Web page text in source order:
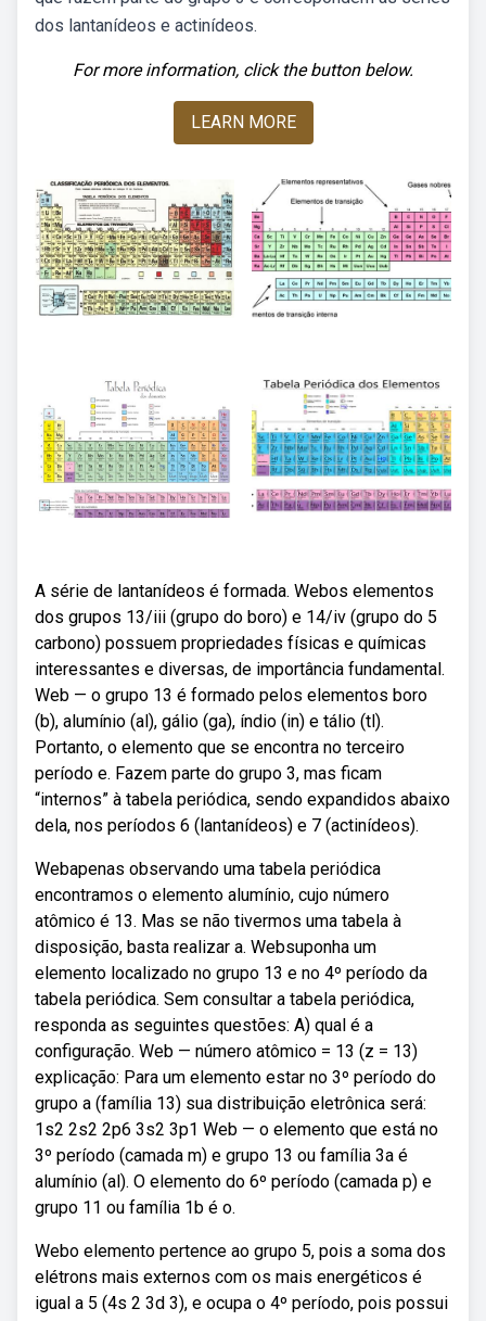
dos lantanídeos e actinídeos.
For more information, click the button below.
LEARN MORE
A série de lantanídeos é formada. Webos elementos
dos grupos 13/iii (grupo do boro) e 14/iv (grupo do 5
carbono) possuem propriedades físicas e químicas
interessantes e diversas, de importância fundamental.
Web — o grupo 13 é formado pelos elementos boro
(b), alumínio (al), gálio (ga), índio (in) e tálio (tl).
Portanto, o elemento que se encontra no terceiro
período e. Fazem parte do grupo 3, mas ficam
“internos” à tabela periódica, sendo expandidos abaixo
dela, nos períodos 6 (lantanídeos) e 7 (actinídeos).
Webapenas observando uma tabela periódica
encontramos o elemento alumínio, cujo número
atômico é 13. Mas se não tivermos uma tabela à
disposição, basta realizar a. Websuponha um
elemento localizado no grupo 13 e no 4º período da
tabela periódica. Sem consultar a tabela periódica,
responda as seguintes questões: A) qual é a
configuração. Web — número atômico = 13 (z = 13)
explicação: Para um elemento estar no 3º período do
grupo a (família 13) sua distribuição eletrônica será:
1s2 2s2 2p6 3s2 3p1 Web — o elemento que está no
3º período (camada m) e grupo 13 ou família 3a é
alumínio (al). O elemento do 6º período (camada p) e
grupo 11 ou família 1b é o.
Webo elemento pertence ao grupo 5, pois a soma dos
elétrons mais externos com os mais energéticos é
igual a 5 (4s 2 3d 3), e ocupa o 4º período, pois possui